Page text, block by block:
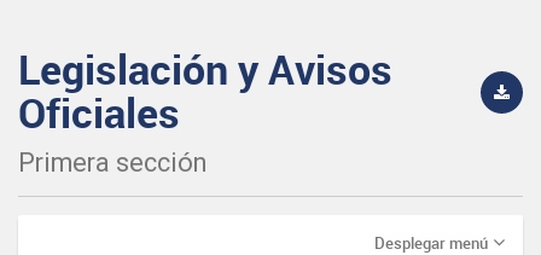
Legislación y Avisos
Oficiales
Primera sección
Desplegar menú